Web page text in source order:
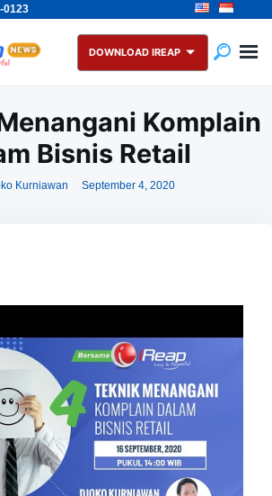
0123
DOWNLOAD IREAP
Komplain
Bisnis Retail
Kurniawan September 4, 2020